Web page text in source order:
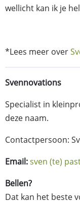
wellicht kan ik je
*Lees meer over
Svennovations
Specialist in
deze naam.
Contactpersoon:
Email:sven (te)
Bellen?
Dat kan het beste